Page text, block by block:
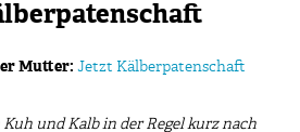
Mutter: Jetzt Kälberpatenschaft
und Kalb in der Regel kurz nach